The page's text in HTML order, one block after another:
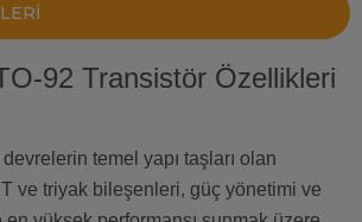
92 Transistör Özellikleri
temel yapı taşları olan
ve triyak bileşenleri, güç yönetimi ve